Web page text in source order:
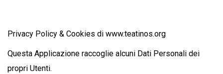
Privacy Policy & Cookies di www.teatinos.org
Questa Applicazione raccoglie alcuni Dati Personali dei
propri Utenti.